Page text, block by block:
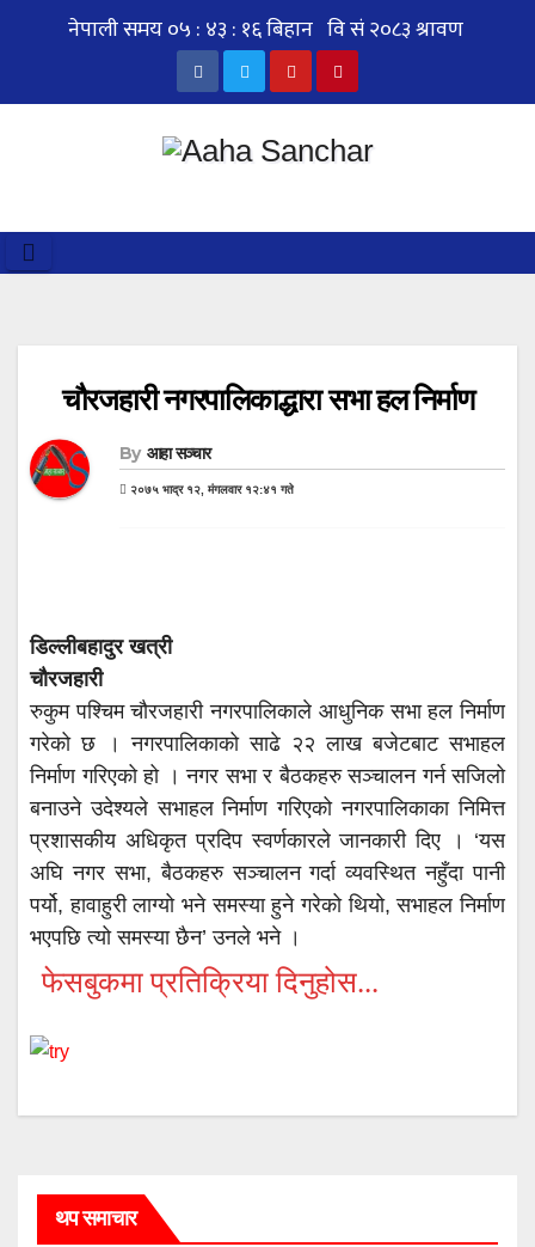
चौरजहारी नगरपालिकाद्धारा सभा हल निर्माण
By आहा सञ्चार
२०७५ भाद्र १२, मंगलवार १२:४१ गते
डिल्लीबहादुर खत्री
चौरजहारी
रुकुम पश्चिम चौरजहारी नगरपालिकाले आधुनिक सभा हल निर्माण
गरेको छ । नगरपालिकाको साढे २२ लाख बजेटबाट सभाहल
निर्माण गरिएको हो । नगर सभा र बैठकहरु सञ्चालन गर्न सजिलो
बनाउने उदेश्यले सभाहल निर्माण गरिएको नगरपालिकाका निमित्त
प्रशासकीय अधिकृत प्रदिप स्वर्णकारले जानकारी दिए । ‘यस
अघि नगर सभा, बैठकहरु सञ्चालन गर्दा व्यवस्थित नहुँदा पानी
पर्यो, हावाहुरी लाग्यो भने समस्या हुने गरेको थियो, सभाहल निर्माण
भएपछि त्यो समस्या छैन’ उनले भने ।
फेसबुकमा प्रतिक्रिया दिनुहोस...
थप समाचार